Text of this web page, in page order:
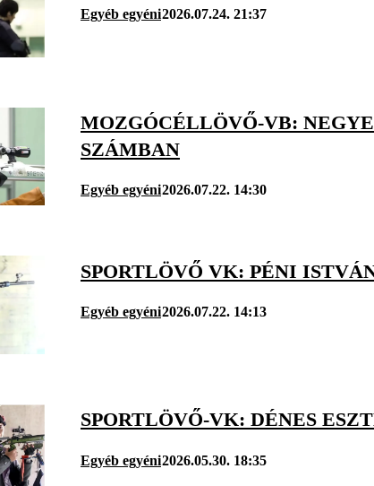
Egyéb egyéni2026.07.24. 21:37
MOZGÓCÉLLÖVŐ-VB:
SZÁMBAN
Egyéb egyéni2026.07.22. 14:30
SPORTLÖVŐ VK: PÉNI
Egyéb egyéni2026.07.22. 14:13
SPORTLÖVŐ-VK: DÉNES
Egyéb egyéni2026.05.30. 18:35